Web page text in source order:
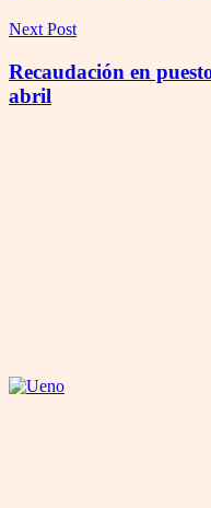
Next Post
Recaudación en
abril